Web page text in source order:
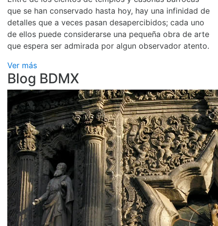
que se han conservado hasta hoy, hay una infinidad de
detalles que a veces pasan desapercibidos; cada uno
de ellos puede considerarse una pequeña obra de arte
que espera ser admirada por algun observador atento.
Ver más
Blog BDMX